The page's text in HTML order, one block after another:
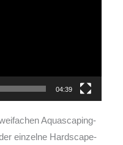
04:39
Aquascaping-
einzelne Hardscape-